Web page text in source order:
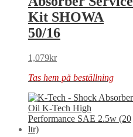
Kit SHOWA
50/16
1,079kr
Tas hem på beställning